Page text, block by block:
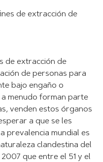
de extracción de
de extracción de
de personas para
bajo engaño o
menudo forman parte
venden estos órganos
a que se les
prevalencia mundial es
clandestina del
que entre el 51 y el